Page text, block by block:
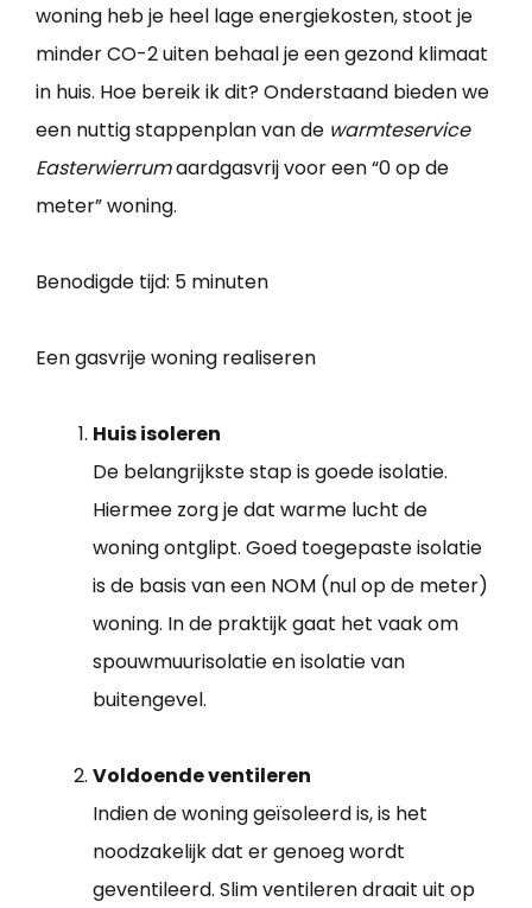
woning heb je heel lage energiekosten, stoot je
minder CO-2 uiten behaal je een gezond klimaat
in huis. Hoe bereik ik dit? Onderstaand bieden we
een nuttig stappenplan van de warmteservice
Easterwierrumaardgasvrij voor een “0 op de
meter” woning.
Benodigde tijd: 5 minuten
Een gasvrije woning realiseren
Huis isoleren
De belangrijkste stap is goede isolatie.
Hiermee zorg je dat warme lucht de
woning ontglipt. Goed toegepaste isolatie
is de basis van een NOM (nul op de meter)
woning. In de praktijk gaat het vaak om
spouwmuurisolatie en isolatie van
buitengevel.
Voldoende ventileren
Indien de woning geïsoleerd is, is het
noodzakelijk dat er genoeg wordt
geventileerd. Slim ventileren draait uit op